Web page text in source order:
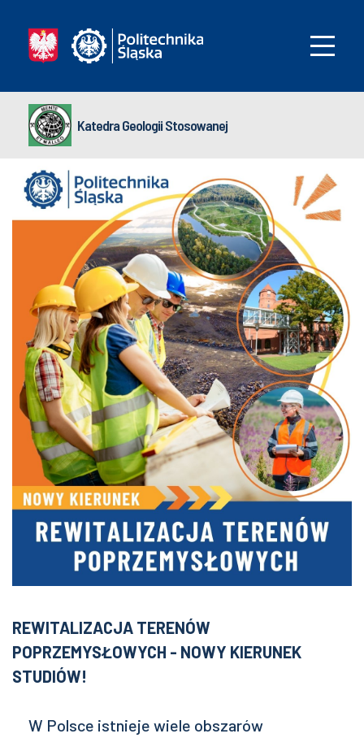
Katedra Geologii Stosowanej
REWITALIZACJA TERENÓW
POPRZEMYSŁOWYCH - NOWY KIERUNEK
STUDIÓW!
W Polsce istnieje wiele obszarów